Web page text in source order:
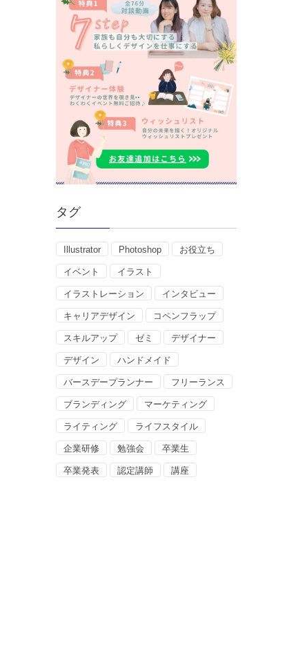
タグ
Illustrator Photoshop お役立ち
イベント イラスト
イラストレーション インタビュー
キャリアデザイン コペンフラップ
スキルアップ ゼミ デザイナー
デザイン ハンドメイド
バースデープランナー フリーランス
ブランディング マーケティング
ライティング ライフスタイル
企業研修 勉強会 卒業生
卒業発表 認定講師 講座